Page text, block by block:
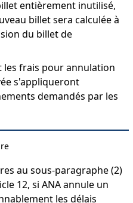
entièrement inutilisé,
billet sera calculée à
du billet de
les frais pour annulation
s'appliqueront
demandés par les
au sous-paragraphe (2)
12, si ANA annule un
les délais